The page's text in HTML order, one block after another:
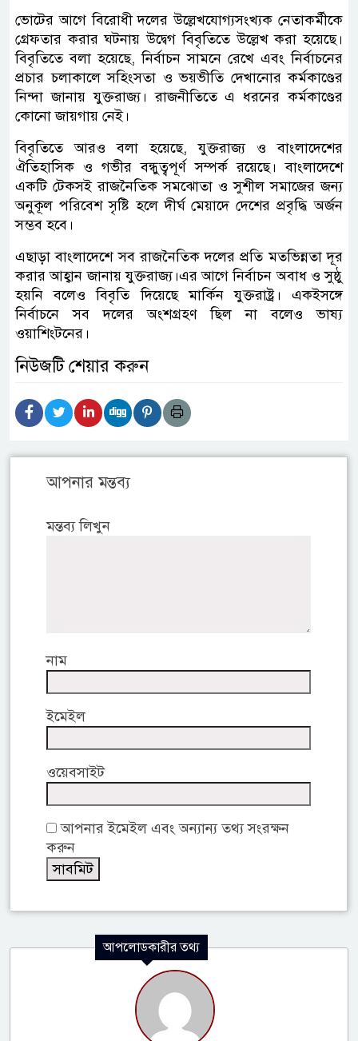
ভোটের আগে বিরোধী দলের উল্লেখযোগ্যসংখ্যক নেতাকর্মীকে
গ্রেফতার করার ঘটনায় উদ্বেগ বিবৃতিতে উল্লেখ করা হয়েছে।
বিবৃতিতে বলা হয়েছে, নির্বাচন সামনে রেখে এবং নির্বাচনের
প্রচার চলাকালে সহিংসতা ও ভয়ভীতি দেখানোর কর্মকাণ্ডের
নিন্দা জানায় যুক্তরাজ্য। রাজনীতিতে এ ধরনের কর্মকাণ্ডের
কোনো জায়গায় নেই।
বিবৃতিতে আরও বলা হয়েছে, যুক্তরাজ্য ও বাংলাদেশের
ঐতিহাসিক ও গভীর বন্ধুত্বপূর্ণ সম্পর্ক রয়েছে। বাংলাদেশে
একটি টেকসই রাজনৈতিক সমঝোতা ও সুশীল সমাজের জন্য
অনুকূল পরিবেশ সৃষ্টি হলে দীর্ঘ মেয়াদে দেশের প্রবৃদ্ধি অর্জন
সম্ভব হবে।
এছাড়া বাংলাদেশে সব রাজনৈতিক দলের প্রতি মতভিন্নতা দূর
করার আহ্বান জানায় যুক্তরাজ্য।এর আগে নির্বাচন অবাধ ও সুষ্ঠু
হয়নি বলেও বিবৃতি দিয়েছে মার্কিন যুক্তরাষ্ট্র। একইসঙ্গে
নির্বাচনে সব দলের অংশগ্রহণ ছিল না বলেও ভাষ্য
ওয়াশিংটনের।
নিউজটি শেয়ার করুন
আপনার মন্তব্য
মন্তব্য লিখুন
নাম
ইমেইল
ওয়েবসাইট
আপনার ইমেইল এবং অন্যান্য তথ্য সংরক্ষন
করুন
আপলোডকারীর তথ্য